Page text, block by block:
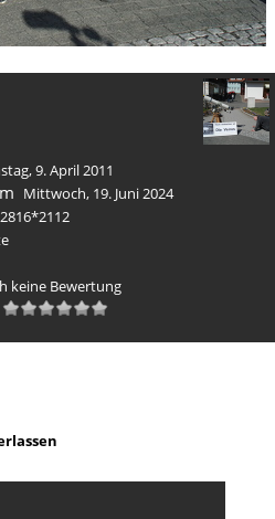
9. April 2011
Mittwoch, 19. Juni 2024
2816*2112
keine Bewertung